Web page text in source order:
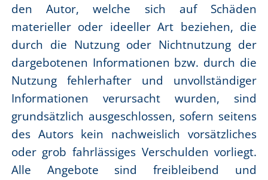
den Autor, welche sich auf Schäden
materieller oder ideeller Art beziehen, die
durch die Nutzung oder Nichtnutzung der
dargebotenen Informationen bzw. durch die
Nutzung fehlerhafter und unvollständiger
Informationen verursacht wurden, sind
grundsätzlich ausgeschlossen, sofern seitens
des Autors kein nachweislich vorsätzliches
oder grob fahrlässiges Verschulden vorliegt.
Alle Angebote sind freibleibend und